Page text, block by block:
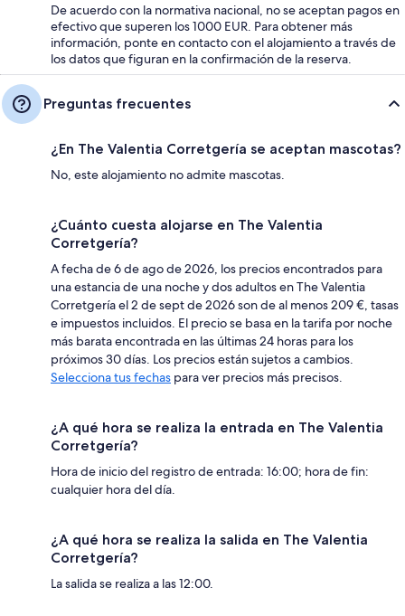
De acuerdo con la normativa nacional, no se aceptan pagos en
efectivo que superen los 1000 EUR. Para obtener más
información, ponte en contacto con el alojamiento a través de
los datos que figuran en la confirmación de la reserva.
Preguntas frecuentes
¿En The Valentia Corretgería se aceptan mascotas?
No, este alojamiento no admite mascotas.
¿Cuánto cuesta alojarse en The Valentia
Corretgería?
A fecha de 6 de ago de 2026, los precios encontrados para
una estancia de una noche y dos adultos en The Valentia
Corretgería el 2 de sept de 2026 son de al menos 209 €, tasas
e impuestos incluidos. El precio se basa en la tarifa por noche
más barata encontrada en las últimas 24 horas para los
próximos 30 días. Los precios están sujetos a cambios.
Selecciona tus fechas para ver precios más precisos.
¿A qué hora se realiza la entrada en The Valentia
Corretgería?
Hora de inicio del registro de entrada: 16:00; hora de fin:
cualquier hora del día.
¿A qué hora se realiza la salida en The Valentia
Corretgería?
La salida se realiza a las 12:00.